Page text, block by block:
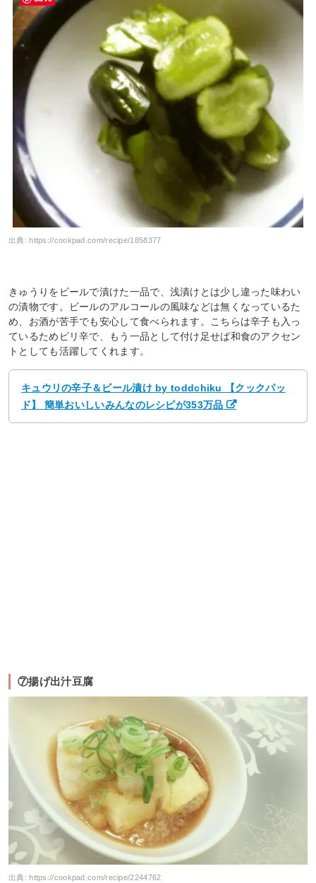
出典: https://cookpad.com/recipe/1858377
きゅうりをビールで漬けた一品で、浅漬けとは少し違った味わい
の漬物です。ビールのアルコールの風味などは無くなっているた
め、お酒が苦手でも安心して食べられます。こちらは辛子も入っ
ているためピリ辛で、もう一品として付け足せば和食のアクセン
トとしても活躍してくれます。
キュウリの辛子＆ビール漬け by toddchiku 【クックパッ
ド】 簡単おいしいみんなのレシピが353万品
⑦揚げ出汁豆腐
出典:https://cookpad.com/recipe/2244762